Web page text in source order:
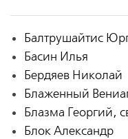
Балтрушайтис
Басин Илья
Бердяев Николай
Блаженный
Блазма Георгий,
Блок Александр